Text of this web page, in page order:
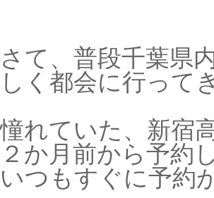
さて、普段千葉県
しく都会に行って
憧れていた、新宿
２か月前から予約
いつもすぐに予約